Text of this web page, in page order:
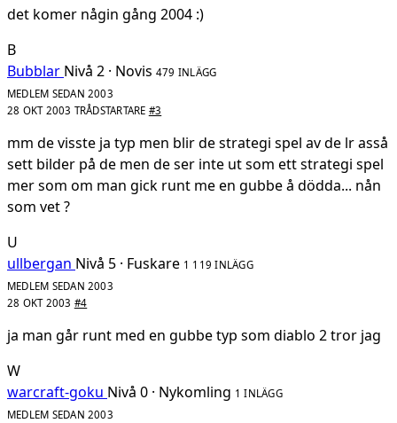
det komer någin gång 2004 :)
B
Bubblar Nivå 2 · Novis 479 INLÄGG
MEDLEM SEDAN 2003
28 OKT 2003 TRÅDSTARTARE #3
mm de visste ja typ men blir de strategi spel av de lr asså
sett bilder på de men de ser inte ut som ett strategi spel
mer som om man gick runt me en gubbe å dödda... nån
som vet ?
U
ullbergan Nivå 5 · Fuskare 1 119 INLÄGG
MEDLEM SEDAN 2003
28 OKT 2003 #4
ja man går runt med en gubbe typ som diablo 2 tror jag
W
warcraft-goku Nivå 0 · Nykomling 1 INLÄGG
MEDLEM SEDAN 2003